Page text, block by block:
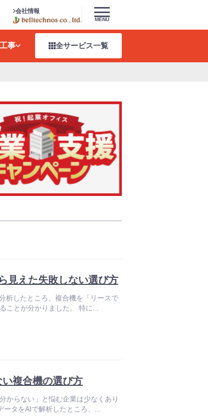
会社情報
MENU
事 全サービス一覧
見えた失敗しない選び方
析したところ、複合機を「リースで
ことが分かりました。 特に...
複合機の選び方
からない」と悩む企業は少なくあり
タをAIで解析したところ、...